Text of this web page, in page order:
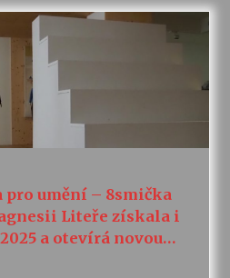
pro umění – 8smička
Liteře získala i
a otevírá novou